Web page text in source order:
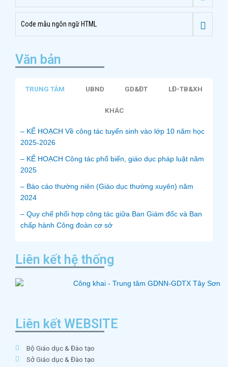
Code mẫu ngôn ngữ HTML
Văn bản
TRUNG TÂM UBND GD&ĐT LĐ-TB&XH
KHÁC
– KẾ HOẠCH Về công tác tuyển sinh vào lớp 10 năm học
2025-2026
– KẾ HOẠCH Công tác phổ biến, giáo dục pháp luật năm
2025
– Báo cáo thường niên (Giáo dục thường xuyên) năm
2024
– Quy chế phối hợp công tác giữa Ban Giám đốc và Ban
chấp hành Công đoàn cơ sở
Liên kết hệ thống
Liên kết WEBSITE
Bộ Giáo dục & Đào tạo
Sở Giáo dục & Đào tạo